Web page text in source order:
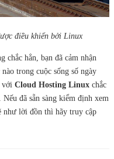
điều khiển bởi Linux
hẳn, bạn đã cảm nhận
trong cuộc sống số ngày
với Cloud Hosting Linux chắc
đã sẵn sàng kiểm định xem
như lời đồn thì hãy truy cập